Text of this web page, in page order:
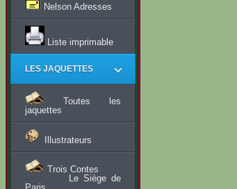
Nelson Adresses
Liste imprimable
LES JAQUETTES
Toutes les
jaquettes
Illustrateurs
Trois Contes
Le Siège de